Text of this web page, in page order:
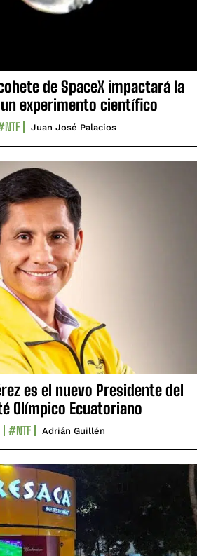
de SpaceX impactará la
un experimento científico
Juan José Palacios
es el nuevo Presidente del
Olímpico Ecuatoriano
#NTF Adrián Guillén